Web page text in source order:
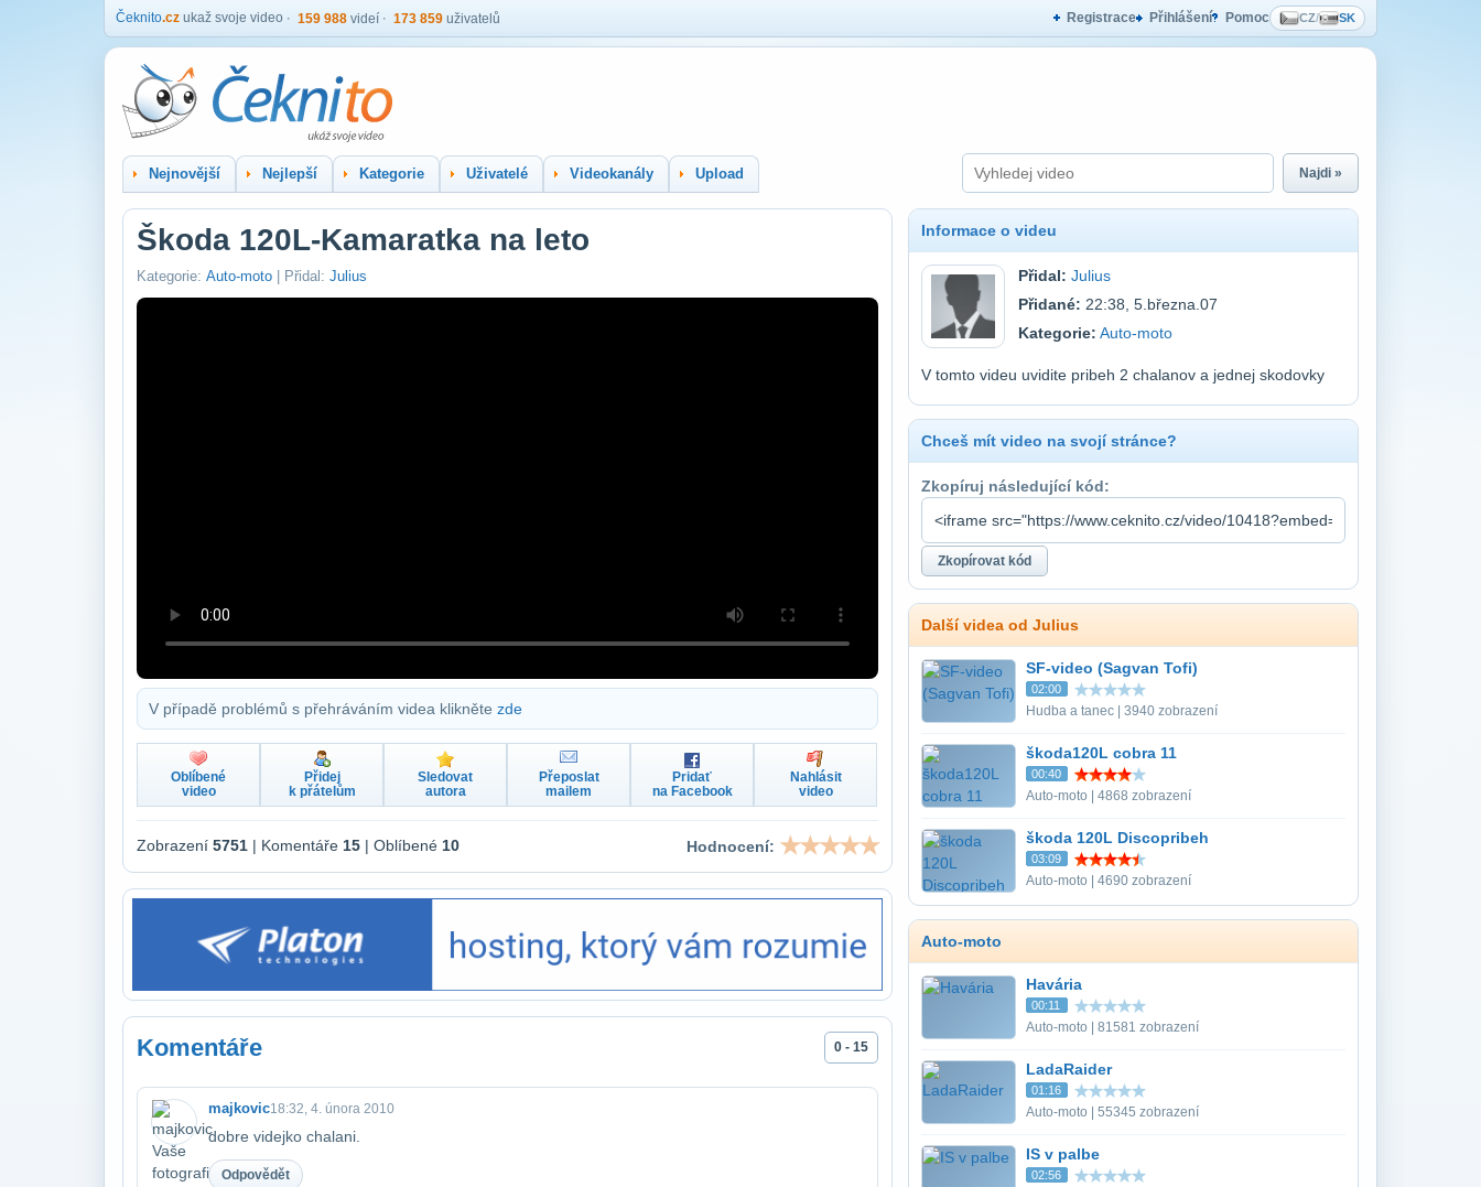
Čeknito.cz ukaž svoje video 159 988 videí 173 859 uživatelů Registrace Přihlášení Pomoc CZ/ SK
Nejnovější Nejlepší Kategorie Uživatelé Videokanály Upload Najdi »
Škoda 120L-Kamaratka na leto
Kategorie: Auto-moto | Přidal: Julius
V případě problémů s přehráváním videa klikněte zde
Oblíbené
video
Přidej
k přátelům
Sledovat
autora
Přeposlat
mailem
Pridať
na Facebook
Nahlásit
video
Zobrazení 5751 | Komentáře 15 | Oblíbené 10 Hodnocení:
Komentáře 0 - 15
majkovic18:32, 4. února 2010
dobre videjko chalani.
Odpovědět
Informace o videu
Přidal: Julius
Přidané: 22:38, 5.března.07
Kategorie: Auto-moto
V tomto videu uvidite pribeh 2 chalanov a jednej skodovky
Chceš mít video na svojí stránce?
Zkopíruj následující kód:
Další videa od Julius
SF-video (Sagvan Tofi)
02:00
Hudba a tanec | 3940 zobrazení
škoda120L cobra 11
00:40
Auto-moto | 4868 zobrazení
škoda 120L Discopribeh
03:09
Auto-moto | 4690 zobrazení
Auto-moto
Havária
00:11
Auto-moto | 81581 zobrazení
LadaRaider
01:16
Auto-moto | 55345 zobrazení
IS v palbe
02:56